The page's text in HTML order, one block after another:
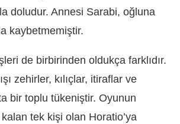
doludur. Annesi Sarabi, oğluna
kaybetmemiştir.
de birbirinden oldukça farklıdır.
zehirler, kılıçlar, itiraflar ve
bir toplu tükeniştir. Oyunun
tek kişi olan Horatio’ya